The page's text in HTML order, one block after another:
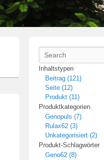
Search
Inhaltstypen
Beitrag (121)
Seite (12)
Produkt (11)
Produktkategorien
Genopuls (7)
Rulax62 (3)
Unkategorisiert (2)
Produkt-Schlagwörter
Geno62 (8)